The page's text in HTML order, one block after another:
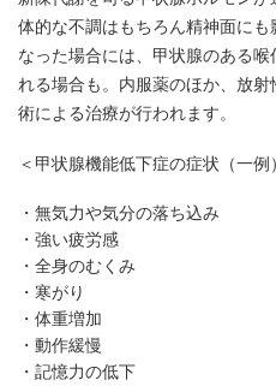
体的な不調はもちろん精神面にも
なった場合には、甲状腺のある
れる場合も。内服薬のほか、放
術による治療が行われます。
＜甲状腺機能低下症の症状（一例
無気力や気分の落ち込み
強い疲労感
全身のむくみ
寒がり
体重増加
動作緩慢
記憶力の低下